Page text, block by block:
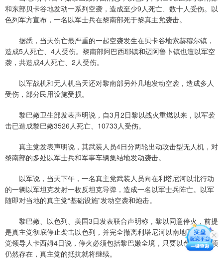
和东部贝卡谷地发动一系列空袭，造成至少9人死亡、数十人受伤。以
色列军方宣布，一名以军士兵在黎南部死于黎真主党袭击。
据悉，当天伤亡最严重的一起空袭发生在贝卡谷地索赫穆尔镇，
造成5人死亡、4人受伤。黎南部阿巴西耶镇和迈阿鲁卜镇也遭以军空
袭，共造成4人死亡、2人受伤。
以军战机和无人机当天还对黎南部另外几地发动空袭，造成多人
受伤，部分民用设施受损。
黎巴嫩卫生部发表声明说，自3月2日黎以战火重燃以来，以军袭
击已造成黎巴嫩3526人死亡、10733人受伤。
真主党发表声明说，其武装人员4日分两轮出动攻击型无人机，对
黎南部的多处以军士兵和军事车辆集结地发动袭击。
以军说，当天下午，一名真主党武装人员向在利塔尼河以北行动
的一辆以军坦克发射一枚反坦克导弹，造成一名以军士兵阵亡。以军
随即对当地的真主党“基础设施”发动空袭和炮击。
黎巴嫩、以色列、美国3日发表联合声明称，黎以同意停火，前提
是真主党彻底停止袭击以色列，并完全撤离利塔尼河以南地区。真主
党领导人卡西姆4日说，停火必须包括黎巴嫩全境，只要以色列的占领
仍然存在，真主党的抵抗就将继续。